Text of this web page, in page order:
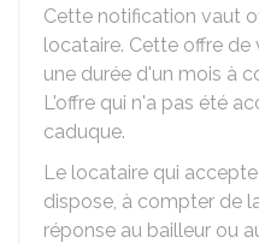
Cette notification vaut
locataire. Cette offre
une durée d'un mois à
L'offre qui n'a pas été
caduque.
Le locataire qui
dispose, à compter de
réponse au bailleur ou